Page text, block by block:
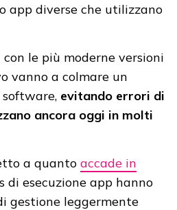
app diverse che utilizzano
le più moderne versioni
vanno a colmare un
evitando errori di
ancora oggi in molti
a quanto accade in
di esecuzione app hanno
gestione leggermente